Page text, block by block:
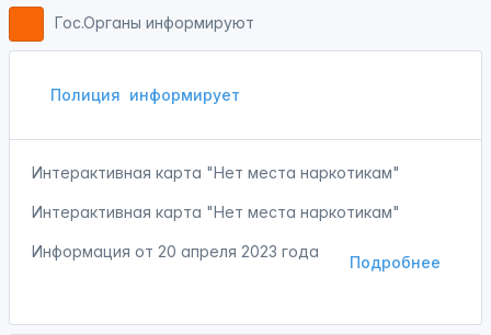
Гос.Органы информируют
Полиция информирует
Интерактивная карта "Нет места наркотикам"
Интерактивная карта "Нет места наркотикам"
Подробнее
Информация от 20 апреля 2023 года